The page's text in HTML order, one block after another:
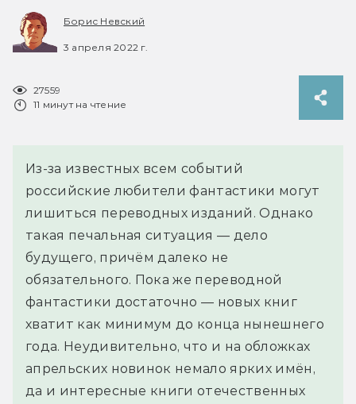
Борис Невский
3 апреля 2022 г.
27559
11 минут на чтение
Из-за известных всем событий
российские любители фантастики могут
лишиться переводных изданий. Однако
такая печальная ситуация — дело
будущего, причём далеко не
обязательного. Пока же переводной
фантастики достаточно — новых книг
хватит как минимум до конца нынешнего
года. Неудивительно, что и на обложках
апрельских новинок немало ярких имён,
да и интересные книги отечественных